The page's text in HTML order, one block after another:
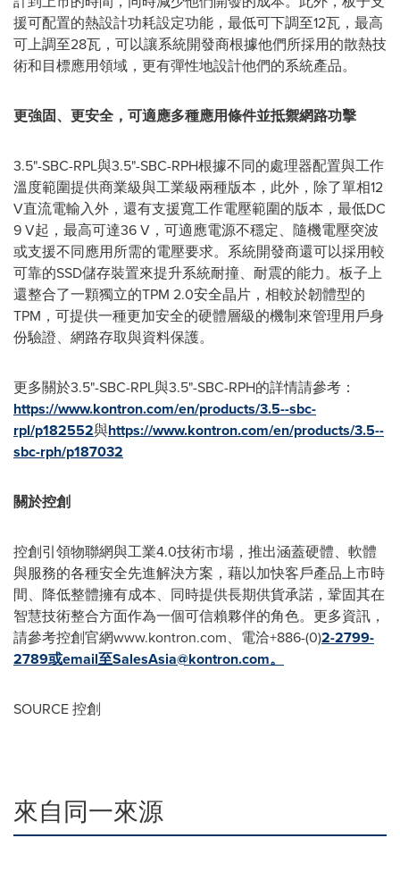
援可配置的熱設計功耗設定功能，最低可下調至12瓦，最高
可上調至28瓦，可以讓系統開發商根據他們所採用的散熱技
術和目標應用領域，更有彈性地設計他們的系統產品。
更強固、更安全，可適應多種應用條件並抵禦網路功擊
3.5"-SBC-RPL與3.5"-SBC-RPH根據不同的處理器配置與工作
溫度範圍提供商業級與工業級兩種版本，此外，除了單相12
V直流電輸入外，還有支援寬工作電壓範圍的版本，最低DC
9 V起，最高可達36 V，可適應電源不穩定、隨機電壓突波
或支援不同應用所需的電壓要求。系統開發商還可以採用較
可靠的SSD儲存裝置來提升系統耐撞、耐震的能力。板子上
還整合了一顆獨立的TPM 2.0安全晶片，相較於韌體型的
TPM，可提供一種更加安全的硬體層級的機制來管理用戶身
份驗證、網路存取與資料保護。
更多關於3.5"-SBC-RPL與3.5"-SBC-RPH的詳情請參考：
https://www.kontron.com/en/products/3.5--sbc-
rpl/p182552與https://www.kontron.com/en/products/3.5--
sbc-rph/p187032
關於控創
控創引領物聯網與工業4.0技術市場，推出涵蓋硬體、軟體
與服務的各種安全先進解決方案，藉以加快客戶產品上市時
間、降低整體擁有成本、同時提供長期供貨承諾，鞏固其在
智慧技術整合方面作為一個可信賴夥伴的角色。更多資訊，
請參考控創官網www.kontron.com、電洽+886-(0)2-2799-
2789或email至SalesAsia@kontron.com。
SOURCE 控創
來自同一來源